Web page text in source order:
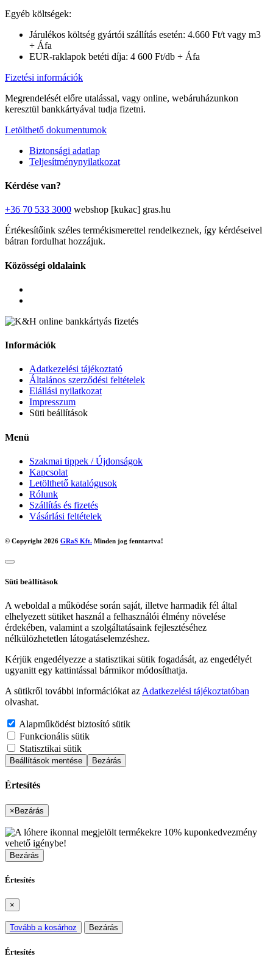
Egyéb költségek:
Járulékos költség gyártói szállítás esetén: 4.660 Ft/t vagy m3
+ Áfa
EUR-raklapok betéti díja: 4 600 Ft/db + Áfa
Fizetési információk
Megrendelését előre utalással, vagy online, webáruházunkon
keresztül bankkártyával tudja fizetni.
Letölthető dokumentumok
Biztonsági adatlap
Teljesítménynyilatkozat
Kérdése van?
+36 70 533 3000 webshop [kukac] gras.hu
Értékesítőink széles termékismerettel rendelkeznek, így kérdéseivel
bátran fordulhat hozzájuk.
Közösségi oldalaink
Információk
Adatkezelési tájékoztató
Általános szerződési feltételek
Elállási nyilatkozat
Impresszum
Süti beállítások
Menü
Szakmai tippek / Újdonságok
Kapcsolat
Letölthető katalógusok
Rólunk
Szállítás és fizetés
Vásárlási feltételek
© Copyright 2026 GRaS Kft. Minden jog fenntartva!
Süti beállítások
A weboldal a működése során saját, illetve harmadik fél által
elhelyezett sütiket használ a felhasználói élmény növelése
érdekében, valamint a szolgáltatásaink fejlesztéséhez
nélkülözhetetlen látogatáselemzéshez.
Kérjük engedélyezze a statisztikai sütik fogadását, az engedélyét
ugyanitt egy kattintással bármikor módosíthatja.
A sütikről további információkat az Adatkezelési tájékoztatóban
olvashat.
Alapműködést biztosító sütik
Funkcionális sütik
Statisztikai sütik
Beállítások mentése Bezárás
Értesítés
× Bezárás
Bezárás
Értesítés
×
Tovább a kosárhoz Bezárás
Értesítés